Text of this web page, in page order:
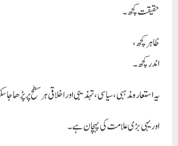
حقیقت کچھ۔
ظاہر کچھ،
اندر کچھ۔
یہ استعارہ مذہبی، سیاسی، تہذیبی اور اخلاقی ہر سطح پر پڑھا
اور یہی بڑی علامت کی پہچان ہے۔